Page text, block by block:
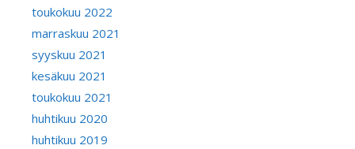
toukokuu 2022
marraskuu 2021
syyskuu 2021
kesäkuu 2021
toukokuu 2021
huhtikuu 2020
huhtikuu 2019